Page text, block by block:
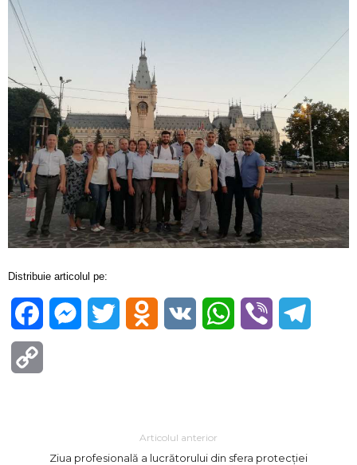
Distribuie articolul pe:
FacebookMessenger
Twitter Odnoklassniki
VK WhatsApp
Viber
Articolul anterior
Ziua profesională a lucrătorului din sfera protecției